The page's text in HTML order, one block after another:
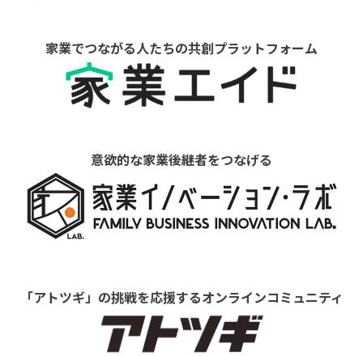
家業でつながる人たちの共創プラットフォーム
意欲的な家業後継者をつなげる
「アトツギ」の挑戦を応援するオンラインコミュニティ